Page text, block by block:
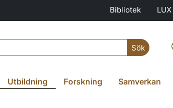
Bibliotek LUX
Sök
Utbildning Forskning Samverkan